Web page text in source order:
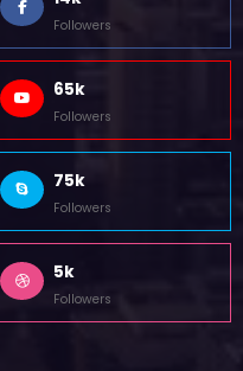
14k
Followers
65k
Followers
75k
Followers
5k
Followers